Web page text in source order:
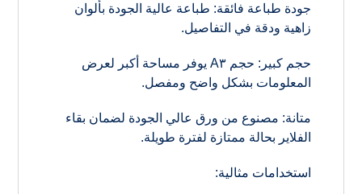
جودة طباعة فائقة: طباعة عالية الجودة بألوان
زاهية ودقة في التفاصيل.
حجم كبير: حجم A٣ يوفر مساحة أكبر لعرض
المعلومات بشكل واضح ومفصل.
متانة: مصنوع من ورق عالي الجودة لضمان بقاء
الفلاير بحالة ممتازة لفترة طويلة.
استخدامات مثالية: